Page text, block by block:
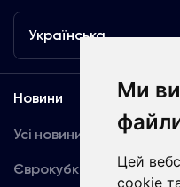
Ми
Цей
cookie та
Українська
Новини
Усі новини
Єврокубки